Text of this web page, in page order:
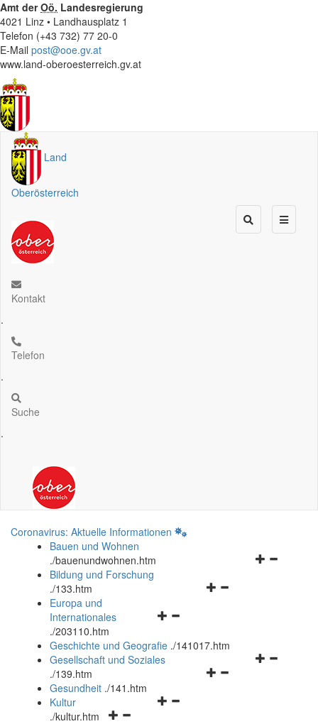
Amt derOö. Landesregierung
4021 Linz • Landhausplatz 1
Telefon (+43 732) 77 20-0
E-Mail post@ooe.gv.at
www.land-oberoesterreich.gv.at
Land
Oberösterreich
Kontakt
.
Telefon
.
Suche
.
Coronavirus: Aktuelle Informationen
Bauen und Wohnen
./bauenundwohnen.htm
Navigationsmenü
Bildung und Forschung
./133.htm
Navigationsmenü
und
schließen
Europa und
Internationales
./203110.htm
Geschichte und Geografie ./141017.htm
Navigationsmenü
Gesellschaft und Soziales
./139.htm
Navigationsmenü
Gesundheit ./141.htm
Navigationsmenü
Kultur
./kultur.htm